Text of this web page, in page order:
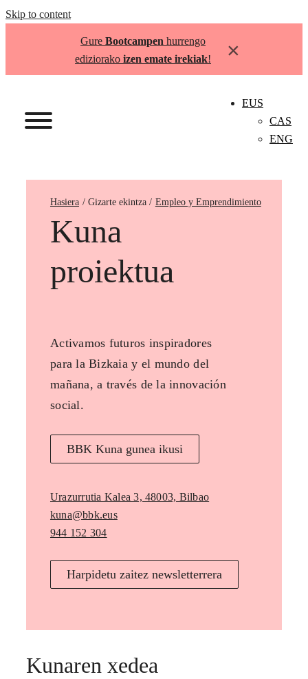
Skip to content
Gure Bootcampen hurrengo
ediziorako izen emate irekiak! ×
EUS
CAS
ENG
Hasiera Empleo y Emprendimiento
Kuna
proiektua
Activamos futuros inspiradores
para la Bizkaia y el mundo del
mañana, a través de la innovación
social.
BBK Kuna gunea ikusi
Urazurrutia Kalea 3, 48003, Bilbao
kuna@bbk.eus
944 152 304
Harpidetu zaitez newsletterrera
Kunaren xedea